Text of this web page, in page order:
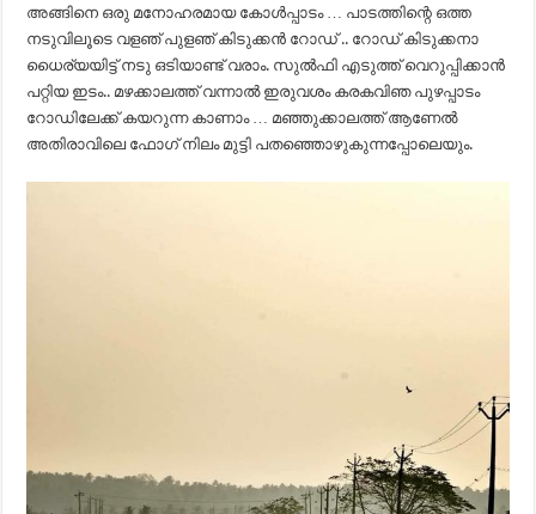
അങ്ങിനെ ഒരു മനോഹരമായ കോൾപ്പാടം … പാടത്തിന്റെ ഒത്ത
നടുവിലൂടെ വളഞ് പുളഞ് കിടുക്കൻ റോഡ് .. റോഡ് കിടുക്കനാ
ധൈര്യയിട്ട് നടു ഒടിയാണ്ട് വരാം. സുൽഫി എടുത്ത് വെറുപ്പിക്കാൻ
പറ്റിയ ഇടം.. മഴക്കാലത്ത് വന്നാൽ ഇരുവശം കരകവിഞ പുഴപ്പാടം
റോഡിലേക്ക് കയറുന്ന കാണാം … മഞ്ഞുക്കാലത്ത് ആണേൽ
അതിരാവിലെ ഫോഗ് നിലം മുട്ടി പതഞ്ഞൊഴുകുന്നപ്പോലെയും.